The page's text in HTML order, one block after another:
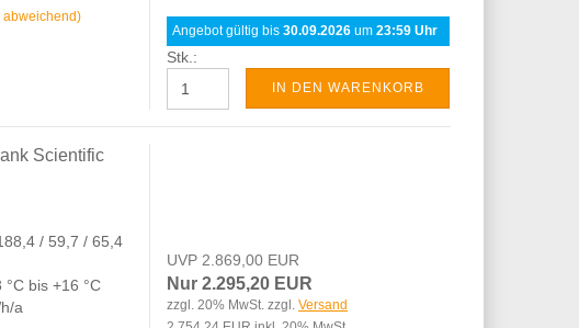
abweichend)
Angebot gültig bis 30.09.2026 um 23:59 Uhr
Stk.:
IN DEN WARENKORB
Scientific
/ 59,7 / 65,4
bis +16 °C
a
UVP 2.869,00 EUR
Nur 2.295,20 EUR
zzgl. 20% MwSt. zzgl. Versand